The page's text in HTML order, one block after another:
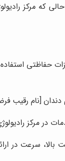
حفاظتی
2] محیطی شلوغ و نامرتب
رادیولوژی دندان
سرعت در